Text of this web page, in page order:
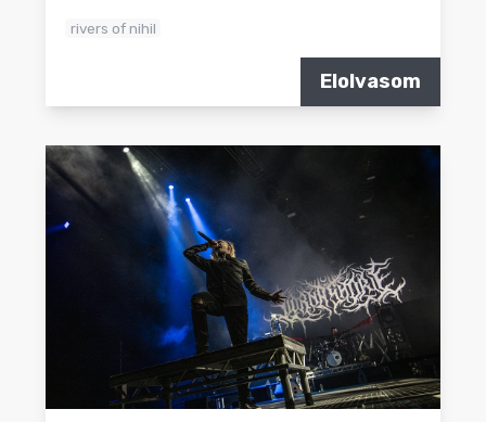
rivers of nihil
Elolvasom